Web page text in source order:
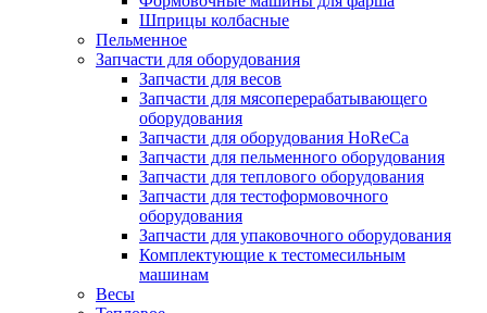
Шприцы колбасные
Пельменное
Запчасти для оборудования
Запчасти для весов
Запчасти для мясоперерабатывающего
оборудования
Запчасти для оборудования HoReCa
Запчасти для пельменного оборудования
Запчасти для теплового оборудования
Запчасти для тестоформовочного
оборудования
Запчасти для упаковочного оборудования
Комплектующие к тестомесильным
машинам
Весы